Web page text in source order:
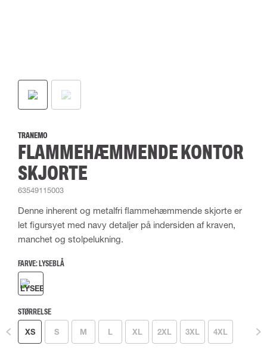
TRANEMO
FLAMMEHÆMMENDE KONTOR
SKJORTE
63549115003
Denne inherent og metalfri flammehæmmende skjorte er
let figursyet med navy detaljer på indersiden af kraven,
manchet og stolpelukning.
FARVE: LYSEBLÅ
STØRRELSE
XS S M L XL 2XL 3XL 4XL